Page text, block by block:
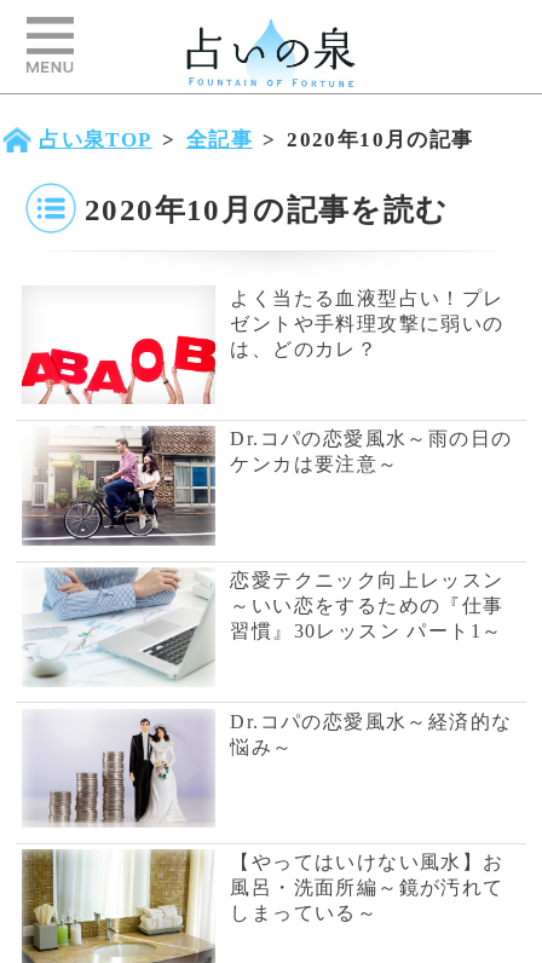
占い泉TOP > 全記事 > 2020年10月の記事
2020年10月の記事を読む
よく当たる血液型占い！プレ
は、どのカレ？
Dr.コパの恋愛風水～雨の日の
ケンカは要注意～
～いい恋をするための『仕事
習慣』30レッスン パート1～
Dr.コパの恋愛風水～経済的な
悩み～
【やってはいけない風水】お
風呂・洗面所編～鏡が汚れて
しまっている～
【2020年10月運勢】ミシェル
メイ美菜子先生の今月の12星
座占い
Dr.RYUKO先生の血液型占い
前へ 6